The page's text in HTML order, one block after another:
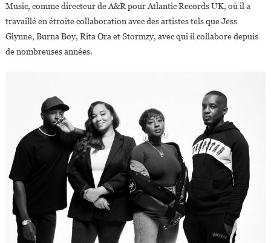
Music, comme directeur de A&R pour Atlantic Records UK, où il a
travaillé en étroite collaboration avec des artistes tels que Jess
Glynne, Burna Boy, Rita Ora et Stormzy, avec qui il collabore depuis
de nombreuses années.